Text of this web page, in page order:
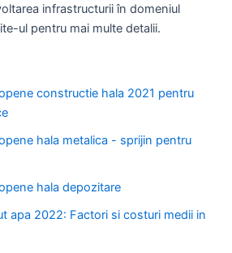
infrastructurii în domeniul
ul pentru mai multe detalii.
constructie hala 2021 pentru
hala metalica - sprijin pentru
hala depozitare
apa 2022: Factori si costuri medii in